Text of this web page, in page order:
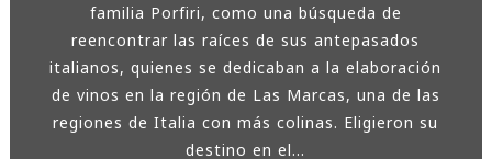
familia Porfiri, como una búsqueda de
reencontrar las raíces de sus antepasados
italianos, quienes se dedicaban a la elaboración
de vinos en la región de Las Marcas, una de las
regiones de Italia con más colinas. Eligieron su
destino en el...